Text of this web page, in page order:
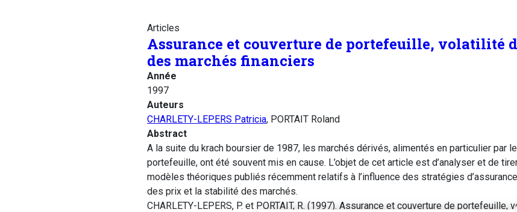
Articles
Assurance et couverture de portefeuille, volatilité
des marchés financiers
Année
1997
Auteurs
CHARLETY-LEPERS Patricia, PORTAIT Roland
Abstract
A la suite du krach boursier de 1987, les marchés dérivés, alimentés en particulier par
portefeuille, ont été souvent mis en cause. L’objet de cet article est d’analyser et de
modèles théoriques publiés récemment relatifs à l’influence des stratégies
des prix et la stabilité des marchés.
CHARLETY-LEPERS, P. et PORTAIT, R. (1997). Assurance et couverture de